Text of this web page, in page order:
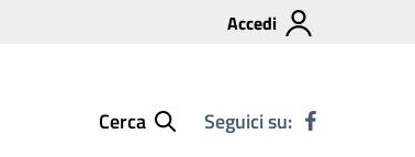
Accedi
Cerca Seguici su: